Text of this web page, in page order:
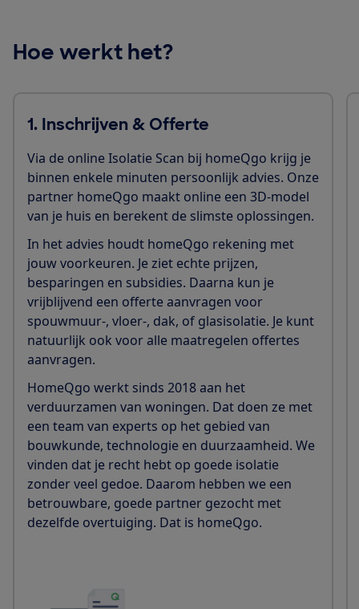
Hoe werkt het?
1. Inschrijven & Offerte
Via de online Isolatie Scan bij homeQgo krijg je
binnen enkele minuten persoonlijk advies. Onze
partner homeQgo maakt online een 3D-model
van je huis en berekent de slimste oplossingen.
In het advies houdt homeQgo rekening met
jouw voorkeuren. Je ziet echte prijzen,
besparingen en subsidies. Daarna kun je
vrijblijvend een offerte aanvragen voor
spouwmuur-, vloer-, dak, of glasisolatie. Je kunt
natuurlijk ook voor alle maatregelen offertes
aanvragen.
HomeQgo werkt sinds 2018 aan het
verduurzamen van woningen. Dat doen ze met
een team van experts op het gebied van
bouwkunde, technologie en duurzaamheid. We
vinden dat je recht hebt op goede isolatie
zonder veel gedoe. Daarom hebben we een
betrouwbare, goede partner gezocht met
dezelfde overtuiging. Dat is homeQgo.